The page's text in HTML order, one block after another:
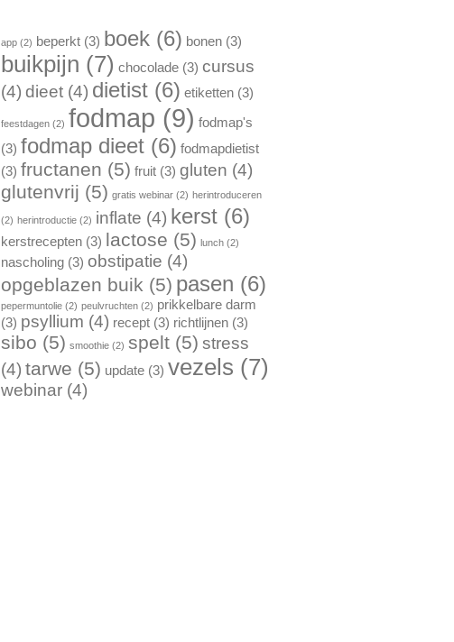
app (2) beperkt (3) boek (6) bonen (3)
buikpijn (7) chocolade (3) cursus
(4) dieet (4) dietist (6) etiketten (3)
feestdagen (2) fodmap (9) fodmap's
(3) fodmap dieet (6) fodmapdietist
(3) fructanen (5) fruit (3) gluten (4)
glutenvrij (5) gratis webinar (2) herintroduceren
(2) herintroductie (2) inflate (4) kerst (6)
kerstrecepten (3) lactose (5) lunch (2)
nascholing (3) obstipatie (4)
opgeblazen buik (5) pasen (6)
pepermuntolie (2) peulvruchten (2) prikkelbare darm
(3) psyllium (4) recept (3) richtlijnen (3)
sibo (5) smoothie (2) spelt (5) stress
(4) tarwe (5) update (3) vezels (7)
webinar (4)